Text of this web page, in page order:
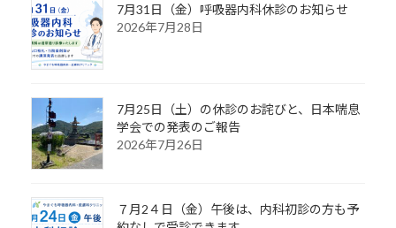
7月31日（金）呼吸器内科休診のお知らせ
2026年7月28日
7月25日（土）の休診のお詫びと、日本喘息
学会での発表のご報告
2026年7月26日
７月2４日（金）午後は、内科初診の方も予